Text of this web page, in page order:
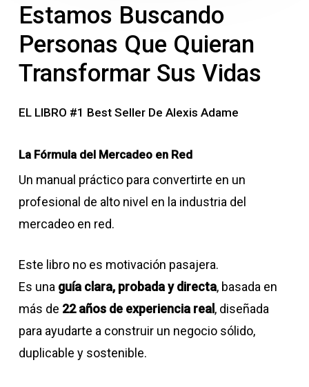
Estamos Buscando
Personas Que Quieran
Transformar Sus Vidas
EL LIBRO #1 Best Seller De Alexis Adame
La Fórmula del Mercadeo en Red
Un manual práctico para convertirte en un
profesional de alto nivel en la industria del
mercadeo en red.
Este libro no es motivación pasajera.
Es una guía clara, probada y directa, basada en
más de 22 años de experiencia real, diseñada
para ayudarte a construir un negocio sólido,
duplicable y sostenible.